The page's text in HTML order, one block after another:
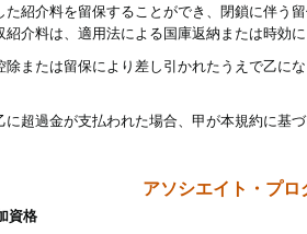
た紹介料を留保することができ、閉鎖に伴う
紹介料は、適用法による国庫返納または時効
除または留保により差し引かれたうえで乙に
に超過金が支払われた場合、甲が本規約に基
アソシエイト・プ
資格